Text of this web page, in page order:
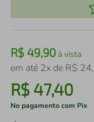
R$ 49,90à vista
em até 2x de R$ 24,
R$ 47,40
No pagamento com Pix